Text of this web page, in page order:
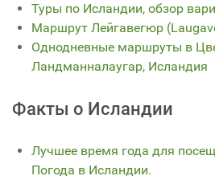
Туры по Исландии, обзор
Маршрут Лейгавегюр
Однодневные маршруты в
Ландманналаугар, Исландия
Факты о Исландии
Лучшее время года для
Погода в Исландии.